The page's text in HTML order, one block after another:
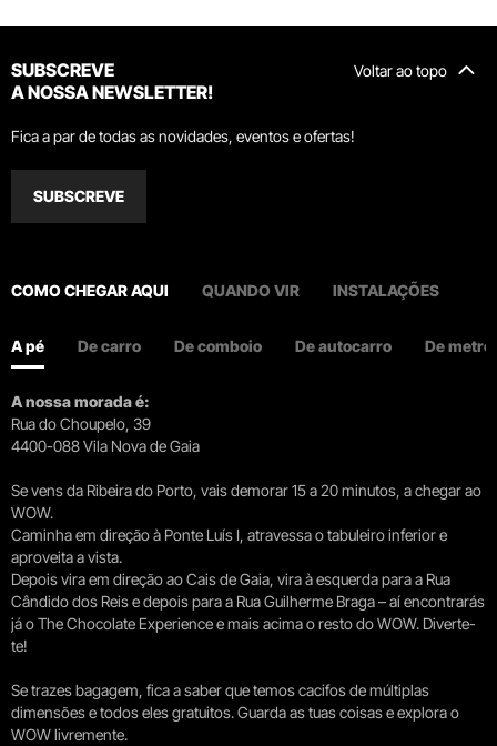
Voltar ao topo
SUBSCREVE
A NOSSA NEWSLETTER!
Fica a par de todas as novidades, eventos e ofertas!
SUBSCREVE
COMO CHEGAR AQUI QUANDO VIR INSTALAÇÕES
A pé De carro De comboio De autocarro De metro
A nossa morada é:
Rua do Choupelo, 39
4400-088 Vila Nova de Gaia
Se vens da Ribeira do Porto, vais demorar 15 a 20 minutos, a chegar ao
WOW.
Caminha em direção à Ponte Luís I, atravessa o tabuleiro inferior e
aproveita a vista.
Depois vira em direção ao Cais de Gaia, vira à esquerda para a Rua
Cândido dos Reis e depois para a Rua Guilherme Braga – aí encontrarás
já o The Chocolate Experience e mais acima o resto do WOW. Diverte-
te!
Se trazes bagagem, fica a saber que temos cacifos de múltiplas
dimensões e todos eles gratuitos. Guarda as tuas coisas e explora o
WOW livremente.